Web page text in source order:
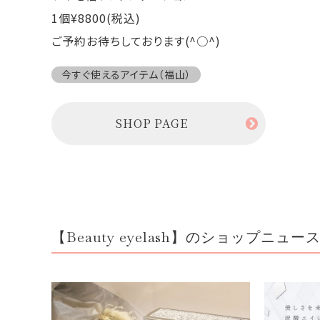
1個¥8800(税込)
ご予約お待ちしております(^○^)
今すぐ使えるアイテム（福山）
SHOP PAGE
【Beauty eyelash】のショップニュース